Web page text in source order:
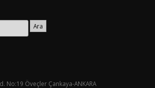
Ara
No:19 Öveçler Çankaya-ANKARA